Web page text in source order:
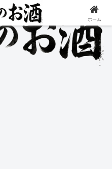
ホーム